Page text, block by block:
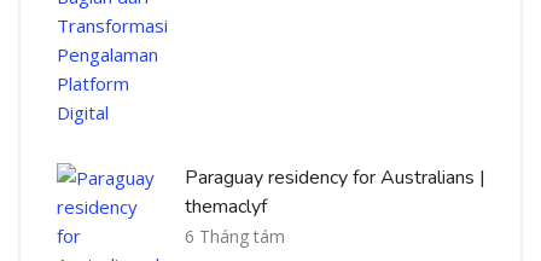
Paraguay residency for Australians |
themaclyf
6 Tháng tám